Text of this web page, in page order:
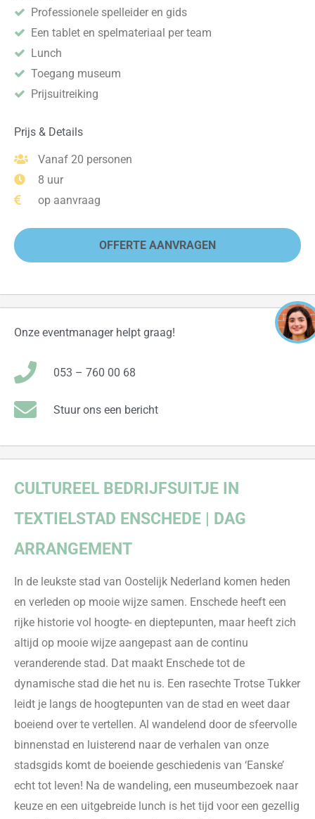
Professionele spelleider en gids
Een tablet en spelmateriaal per team
Lunch
Toegang museum
Prijsuitreiking
Prijs & Details
Vanaf 20 personen
8 uur
op aanvraag
OFFERTE AANVRAGEN
Onze eventmanager helpt graag!
053 – 760 00 68
Stuur ons een bericht
CULTUREEL BEDRIJFSUITJE IN
TEXTIELSTAD ENSCHEDE | DAG
ARRANGEMENT
In de leukste stad van Oostelijk Nederland komen heden
en verleden op mooie wijze samen. Enschede heeft een
rijke historie vol hoogte- en dieptepunten, maar heeft zich
altijd op mooie wijze aangepast aan de continu
veranderende stad. Dat maakt Enschede tot de
dynamische stad die het nu is. Een rasechte Trotse Tukker
leidt je langs de hoogtepunten van de stad en weet daar
boeiend over te vertellen. Al wandelend door de sfeervolle
binnenstad en luisterend naar de verhalen van onze
stadsgids komt de boeiende geschiedenis van ‘Eanske’
echt tot leven! Na de wandeling, een museumbezoek naar
keuze en een uitgebreide lunch is het tijd voor een gezellig